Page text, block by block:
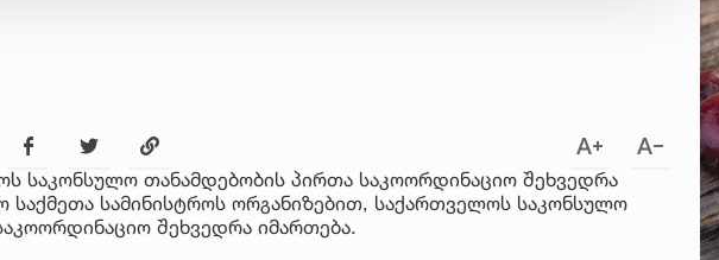
საკონსულო თანამდებობის პირთა საკოორდინაციო შეხვედრა
საქმეთა სამინისტროს ორგანიზებით, საქართველოს საკონსულო
შეხვედრა იმართება.